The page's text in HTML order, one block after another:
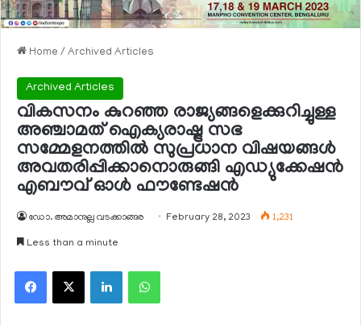
Home / Archived Articles
Archived Articles
വികസനം കുറഞ്ഞ രാജ്യങ്ങളെക്കുറിച്ചുള്ള
അഞ്ചാമത് ഐക്യരാഷ്ട്ര സഭ
സമ്മേളനത്തില്‍ സുപ്രധാന വിഷയങ്ങള്‍
അവതരിപ്പിക്കാനൊരുങ്ങി എഡ്യുക്കേഷന്‍
എബൗവ് ഓള്‍ ഫൗണ്ടേഷന്‍
ഡോ. അമാനുല്ല വടക്കാങ്ങര February 28, 2023 1,231
Less than a minute
Facebook
X LinkedInWhatsApp